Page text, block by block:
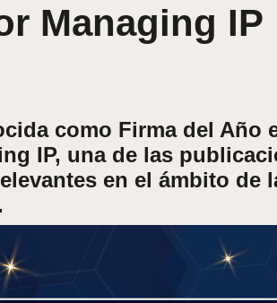
Managing IP
como Firma del Año
IP, una de las
en el ámbito de